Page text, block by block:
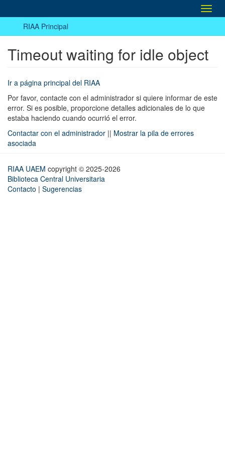
RIAA Principal
Timeout waiting for idle object
Ir a página principal del RIAA
Por favor, contacte con el administrador si quiere informar de este
error. Si es posible, proporcione detalles adicionales de lo que
estaba haciendo cuando ocurrió el error.
Contactar con el administrador || Mostrar la pila de errores
asociada
RIAA UAEM copyright © 2025-2026
Biblioteca Central Universitaria
Contacto | Sugerencias